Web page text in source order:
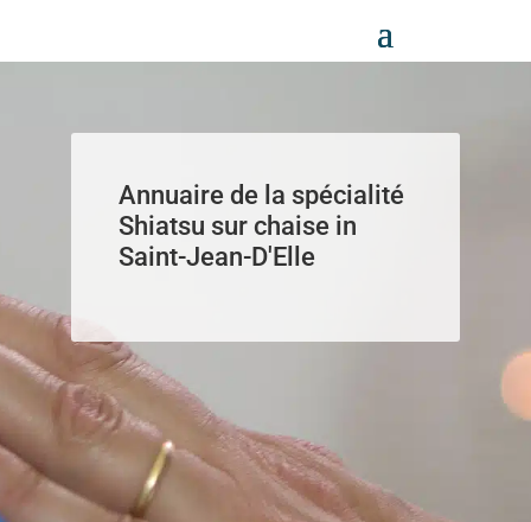
Annuaire de la spécialité
Shiatsu sur chaise in
Saint-Jean-D'Elle